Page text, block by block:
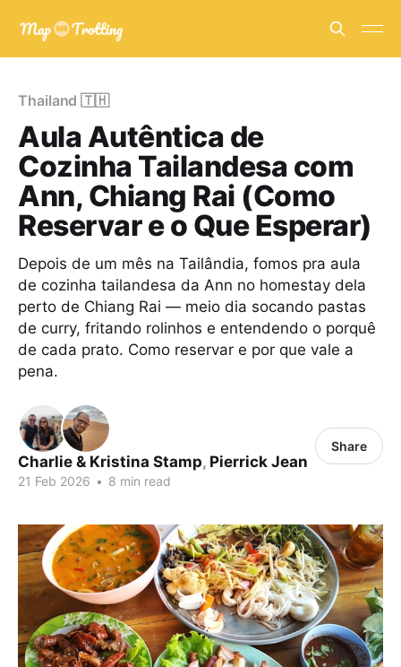
Thailand 🇹🇭
Aula Autêntica de
Cozinha Tailandesa com
Ann, Chiang Rai (Como
Reservar e o Que Esperar)
Depois de um mês na Tailândia, fomos pra aula
de cozinha tailandesa da Ann no homestay dela
perto de Chiang Rai — meio dia socando pastas
de curry, fritando rolinhos e entendendo o porquê
de cada prato. Como reservar e por que vale a
pena.
Charlie & Kristina Stamp, Pierrick Jean
21 Feb 2026 • 8 min read
Share